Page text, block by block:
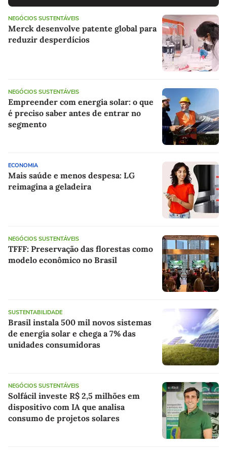
NEGÓCIOS SUSTENTÁVEIS
Merck desenvolve patente global para
reduzir desperdícios
NEGÓCIOS SUSTENTÁVEIS
Empreender com energia solar: o que
é preciso saber antes de entrar no
segmento
ECONOMIA
Mais saúde e menos despesa: LG
reimagina a geladeira
NEGÓCIOS SUSTENTÁVEIS
TFFF: Preservação das florestas como
modelo econômico no Brasil
SUSTENTABILIDADE
Brasil instala 500 mil novos sistemas
de energia solar e chega a 7% das
unidades consumidoras
NEGÓCIOS SUSTENTÁVEIS
Solfácil investe R$ 2,5 milhões em
dispositivo com IA que analisa
consumo de projetos solares